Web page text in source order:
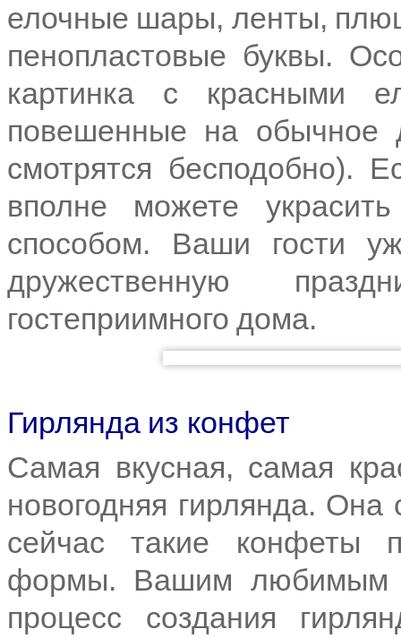
елочные шары, ленты,
пенопластовые буквы.
картинка с красными
повешенные на обычное
смотрятся бесподобно).
вполне можете
способом. Ваши гости
дружественную
гостеприимного дома.
Гирлянда из конфет
Самая вкусная, самая
новогодняя гирлянда.
сейчас такие конфеты
формы. Вашим любимым
процесс создания